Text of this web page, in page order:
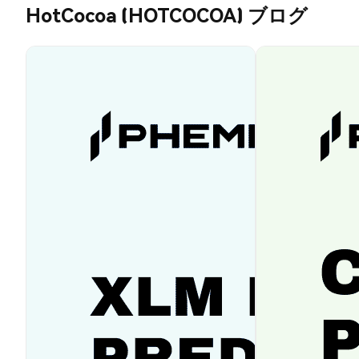
HotCocoa (HOTCOCOA) ブログ